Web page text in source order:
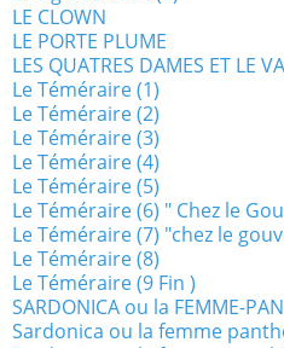
LE CLOWN
LE PORTE PLUME
LES QUATRES DAMES ET LE
Le Téméraire (1)
Le Téméraire (2)
Le Téméraire (3)
Le Téméraire (4)
Le Téméraire (5)
Le Téméraire (6) " Chez le
Le Téméraire (7) "chez le
Le Téméraire (8)
Le Téméraire (9 Fin )
SARDONICA ou la FEMME-
Sardonica ou la femme